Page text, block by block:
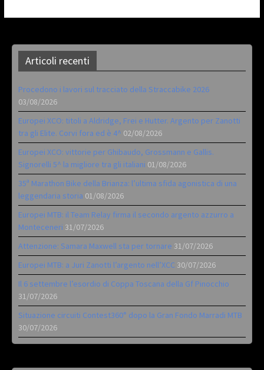
Articoli recenti
Procedono i lavori sul tracciato della Straccabike 2026
03/08/2026
Europei XCO: titoli a Aldridge, Frei e Hutter. Argento per Zanotti
tra gli Elite. Corvi fora ed è 4^ 02/08/2026
Europei XCO: vittorie per Ghibaudo, Grossmann e Gallis.
Signorelli 5^ la migliore tra gli italiani 01/08/2026
35ª Marathon Bike della Brianza: l’ultima sfida agonistica di una
leggendaria storia 01/08/2026
Europei MTB: il Team Relay firma il secondo argento azzurro a
Monteceneri 31/07/2026
Attenzione: Samara Maxwell sta per tornare 31/07/2026
Europei MTB: a Juri Zanotti l’argento nell’XCC 30/07/2026
Il 6 settembre l’esordio di Coppa Toscana della Gf Pinocchio
31/07/2026
Situazione circuiti Contest360° dopo la Gran Fondo Marradi MTB
30/07/2026